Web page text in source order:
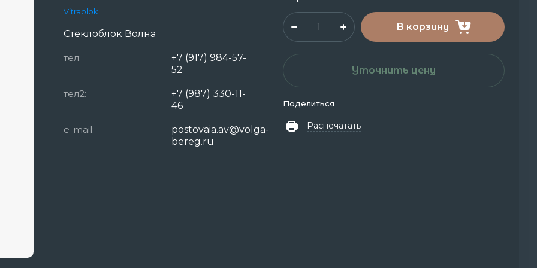
Vitrablok
Стеклоблок Волна
тел:
+7 (917) 984-57-
52
тел2:
+7 (987) 330-11-
46
e-mail:
postovaia.av@volga-
bereg.ru
В корзину
Уточнить цену
Поделиться
Распечатать